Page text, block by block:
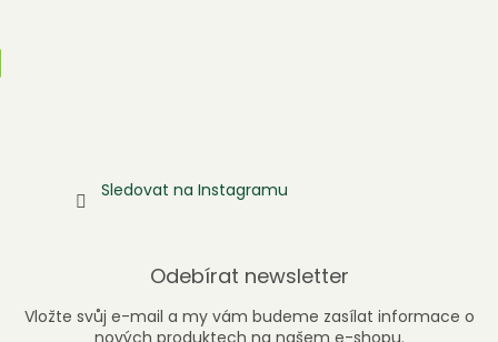
Sledovat na Instagramu
Odebírat newsletter
Vložte svůj e-mail a my vám budeme zasílat informace o
nových produktech na našem e-shopu.